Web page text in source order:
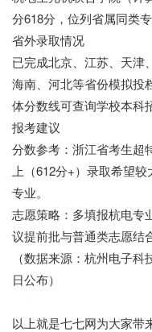
分618分，位列省属同类专
省外录取情况
已完成北京、江苏、天津
海南、河北等省份模拟投
体分数线可查询学校本科
报考建议
分数参考：浙江省考生超
上（612分+）录取希望
专业。
志愿策略：多填报杭电专
议提前批与普通类志愿结
（数据来源：杭州电子
日公布）
以上就是七七网为大家带